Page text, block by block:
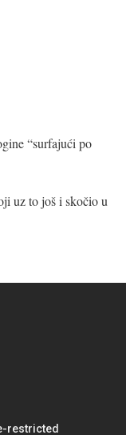
“surfajući po
uz to još i skočio u